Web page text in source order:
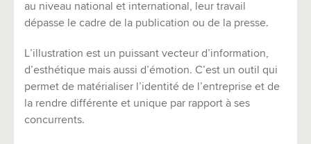
au niveau national et international, leur travail
dépasse le cadre de la publication ou de la presse.
L’illustration est un puissant vecteur d’information,
d’esthétique mais aussi d’émotion. C’est un outil qui
permet de matérialiser l’identité de l’entreprise et de
la rendre différente et unique par rapport à ses
concurrents.